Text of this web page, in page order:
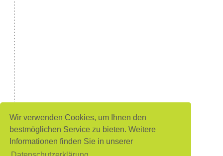
Wir verwenden Cookies, um Ihnen den
bestmöglichen Service zu bieten. Weitere
Informationen finden Sie in unserer